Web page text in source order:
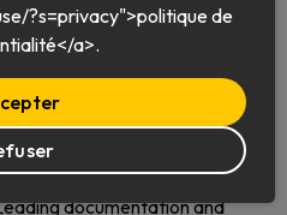
Gessner
Manager and contributing
documentation and
?s=privacy">politique de
a>.